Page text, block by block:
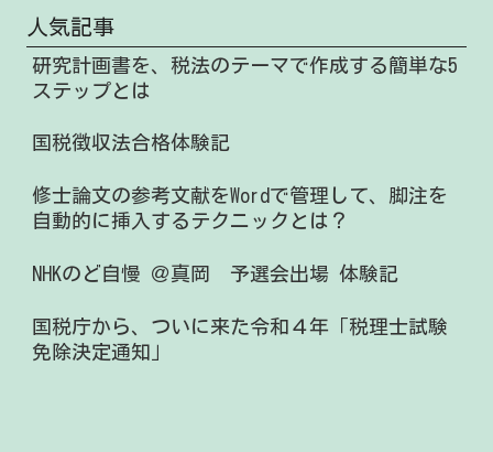
人気記事
研究計画書を、税法のテーマで作成する簡単な5
ステップとは
国税徴収法合格体験記
修士論文の参考文献をWordで管理して、脚注を
自動的に挿入するテクニックとは？
NHKのど自慢 ＠真岡 予選会出場 体験記
国税庁から、ついに来た令和４年「税理士試験
免除決定通知」